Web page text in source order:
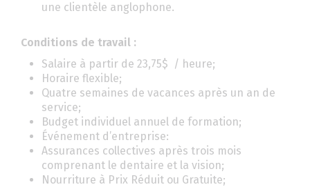
une clientèle anglophone.
Conditions de travail :
Salaire à partir de 23,75$ / heure;
Horaire flexible;
Quatre semaines de vacances après un an de
service;
Budget individuel annuel de formation;
Événement d’entreprise:
Assurances collectives après trois mois
comprenant le dentaire et la vision;
Nourriture à Prix Réduit ou Gratuite;